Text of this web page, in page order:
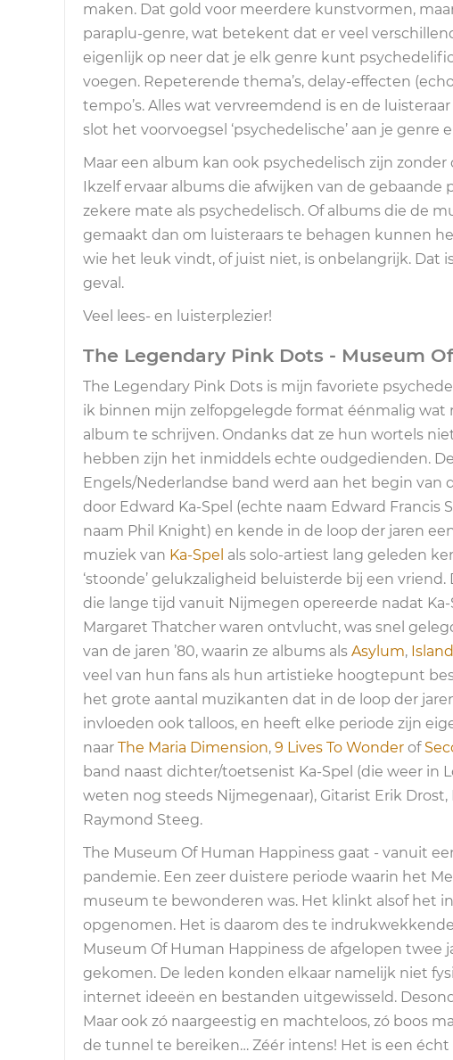
maken. Dat gold voor meerdere kunstvormen,
paraplu-genre, wat betekent dat er veel
eigenlijk op neer dat je elk genre kunt
voegen. Repeterende thema’s, delay-effecten
tempo’s. Alles wat vervreemdend is en de
slot het voorvoegsel ‘psychedelische’ aan je genre
Maar een album kan ook psychedelisch zijn
Ikzelf ervaar albums die afwijken van de
zekere mate als psychedelisch. Of albums die de
gemaakt dan om luisteraars te behagen kunnen
wie het leuk vindt, of juist niet, is onbelangrijk.
geval.
Veel lees- en luisterplezier!
The Legendary Pink Dots - Museum
The Legendary Pink Dots is mijn favoriete
ik binnen mijn zelfopgelegde format éénmalig
album te schrijven. Ondanks dat ze hun wortels
hebben zijn het inmiddels echte oudgedienden.
Engels/Nederlandse band werd aan het begin van
door Edward Ka-Spel (echte naam Edward Francis
naam Phil Knight) en kende in de loop der jaren
muziek van Ka-Spel als solo-artiest lang geleden
‘stoonde’ gelukzaligheid beluisterde bij een
die lange tijd vanuit Nijmegen opereerde nadat
Margaret Thatcher waren ontvlucht, was snel
van de jaren ’80, waarin ze albums als Asylum,
veel van hun fans als hun artistieke hoogtepunt
het grote aantal muzikanten dat in de loop der
invloeden ook talloos, en heeft elke periode zijn
naar The Maria Dimension, 9 Lives To Wonder of
band naast dichter/toetsenist Ka-Spel (die weer in
weten nog steeds Nijmegenaar), Gitarist Erik
Raymond Steeg.
The Museum Of Human Happiness gaat - vanuit
pandemie. Een zeer duistere periode waarin het
museum te bewonderen was. Het klinkt alsof het
opgenomen. Het is daarom des te
Museum Of Human Happiness de afgelopen twee
gekomen. De leden konden elkaar namelijk niet
internet ideeën en bestanden uitgewisseld.
Maar ook zó naargeestig en machteloos, zó boos
de tunnel te bereiken… Zéér intens! Het is een écht